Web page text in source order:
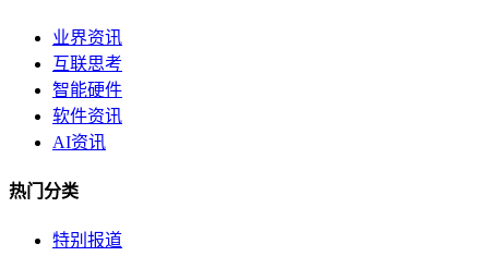
业界资讯
互联思考
智能硬件
软件资讯
AI资讯
热门分类
特别报道